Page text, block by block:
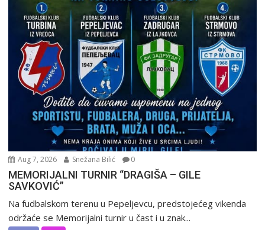
Aug 7, 2026 Snežana Bilić 0
MEMORIJALNI TURNIR “DRAGIŠA – GILE
SAVKOVIĆ”
Na fudbalskom terenu u Pepeljevcu, predstojećeg vikenda
održaće se Memorijalni turnir u čast i u znak...